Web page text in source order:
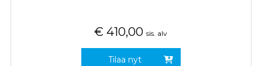
€ 410,00 sis. alv
Tilaa nyt